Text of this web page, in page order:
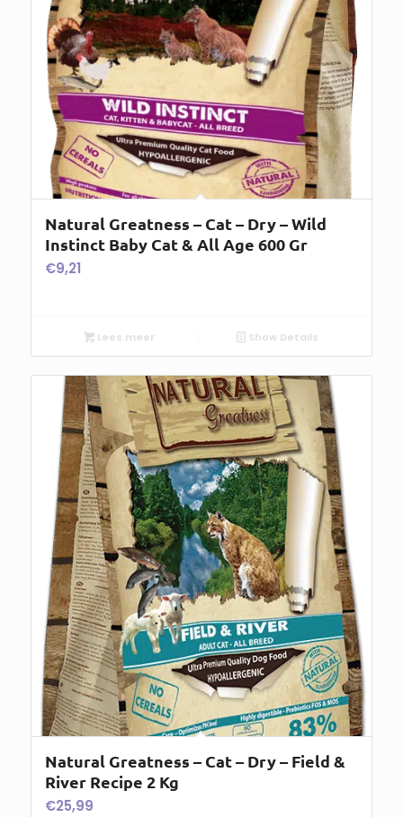
Natural Greatness – Cat – Dry – Wild
Instinct Baby Cat & All Age 600 Gr
€9,21
Lees meer Show Details
Natural Greatness – Cat – Dry – Field &
River Recipe 2 Kg
€25,99